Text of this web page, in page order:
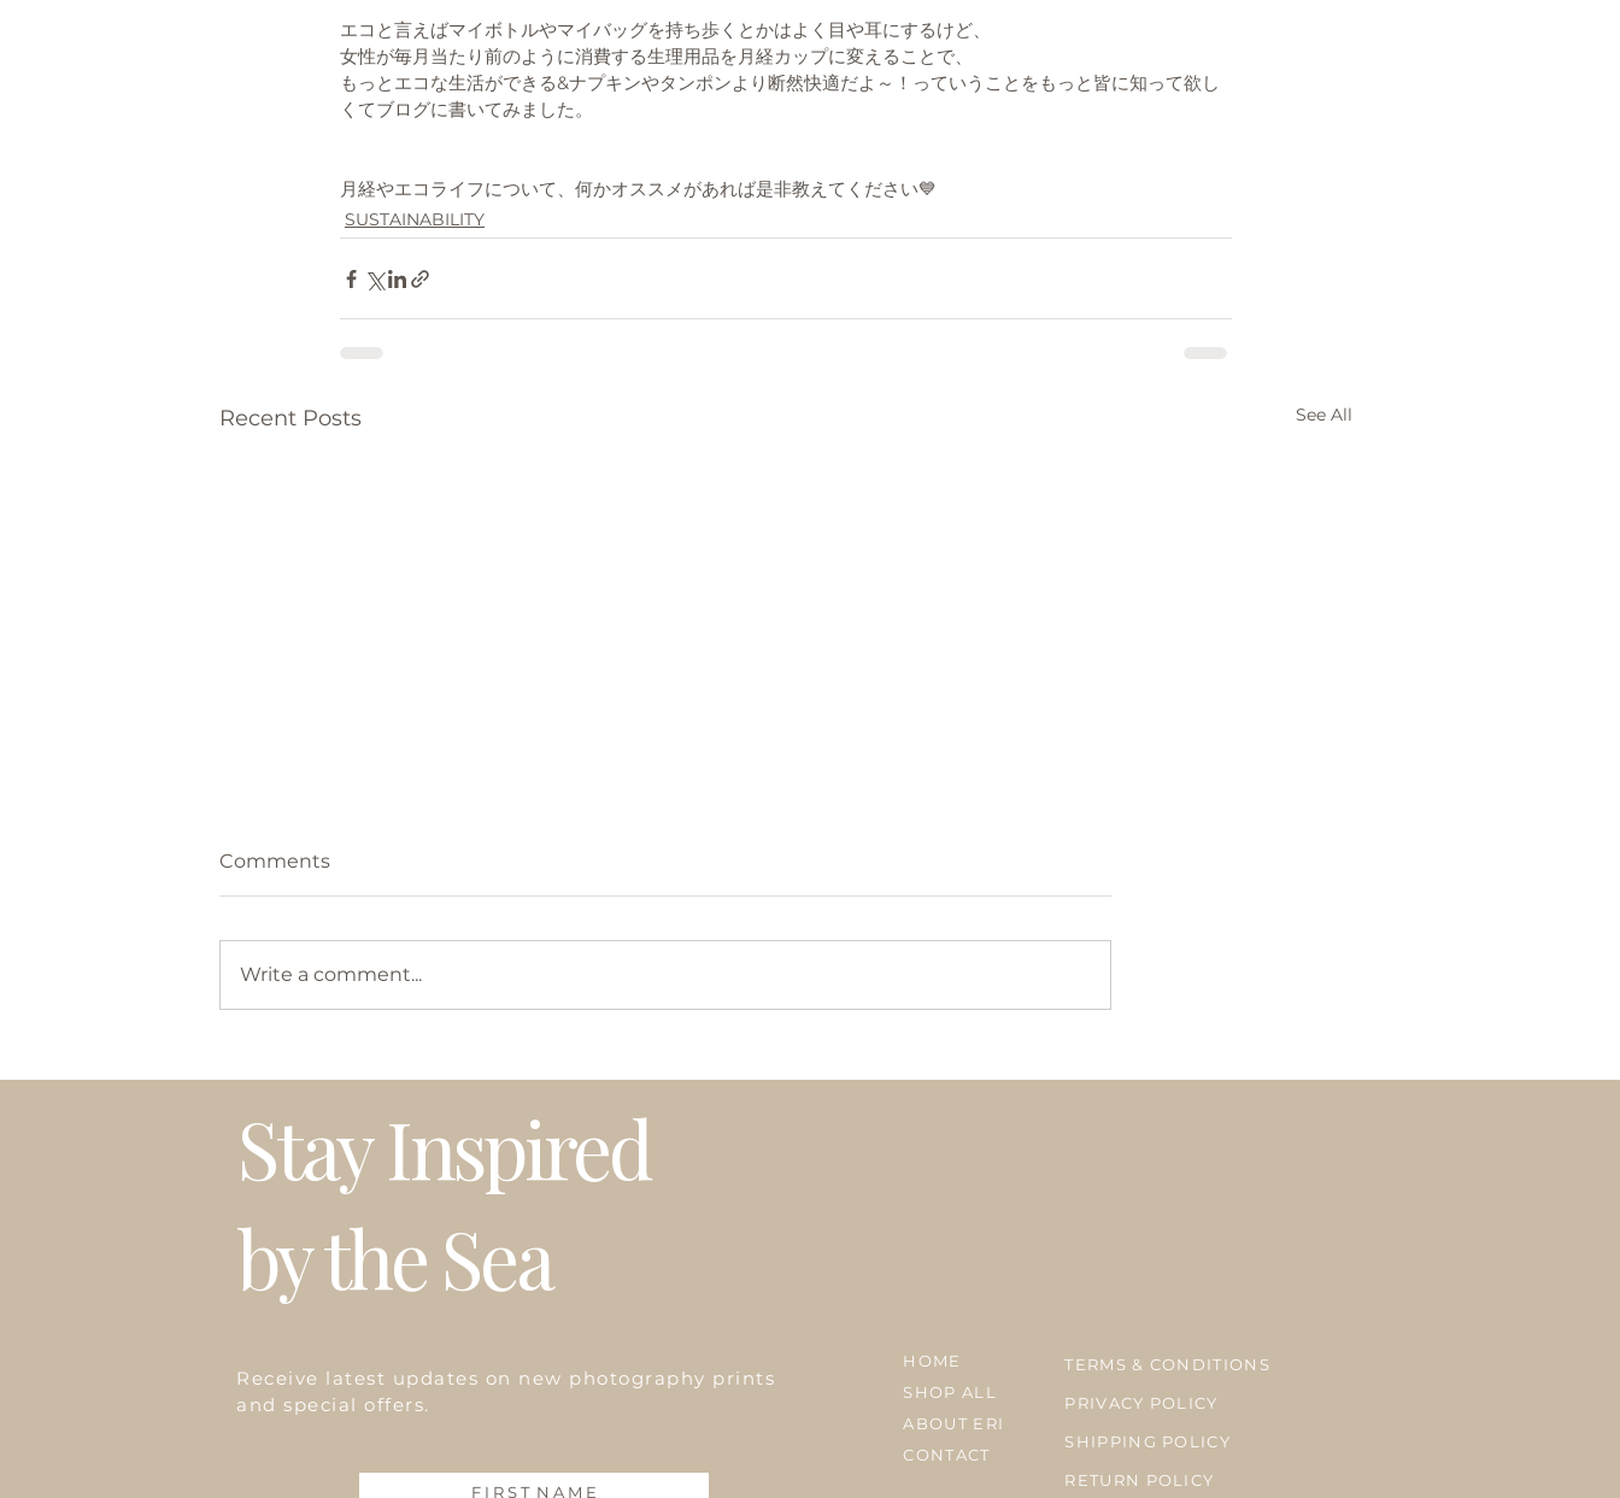
エコと言えばマイボトルやマイバッグを持ち歩くとかはよく目や耳にするけど、
女性が毎月当たり前のように消費する生理用品を月経カップに変えることで、
もっとエコな生活ができる&ナプキンやタンポンより断然快適だよ～！っていうことをもっと皆に知って欲し
くてブログに書いてみました。
月経やエコライフについて、何かオススメがあれば是非教えてください💙
SUSTAINABILITY
Recent Posts See All
Underwater World and
テナブルなライフスタイルへ
Comments
Write a comment...
Stay Inspired
by the Sea
Receive latest updates on new photography prints
and special offers.
HOME
SHOP ALL
ABOUT ERI
CONTACT
TERMS & CONDITIONS
PRIVACY POLICY
SHIPPING POLICY
RETURN POLICY